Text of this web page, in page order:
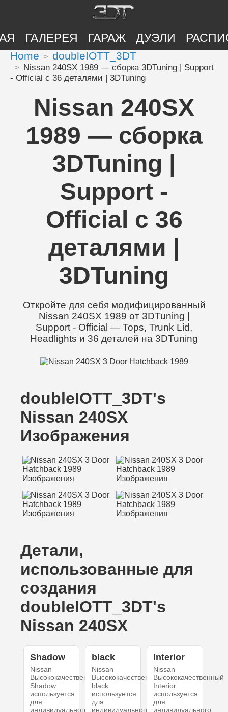
ГАЛЕРЕЯ ГАРАЖ ДУЭЛИ
Home doubleIOTT_3DT
Nissan 240SX 1989 — сборка 3DTuning | Support
- Official с 36 деталями | 3DTuning
Nissan 240SX
1989 — сборка
3DTuning |
Support -
Official с 36
деталями |
3DTuning
Откройте для себя модифицированный
Nissan 240SX 1989 от 3DTuning |
Support - Official — Tops, Trunk Lid,
Headlights и 36 деталей на 3DTuning
doubleIOTT_3DT's
Nissan 240SX
Изображения
Детали,
использованные для
создания
doubleIOTT_3DT's
Nissan 240SX
Shadow
Nissan
Высококачественный
Shadow
используется
для
индивидуального
black
Nissan
Высококачественный
black
используется
для
индивидуального
Interior
Nissan
Высококачественный
Interior
используется
для
индивидуального